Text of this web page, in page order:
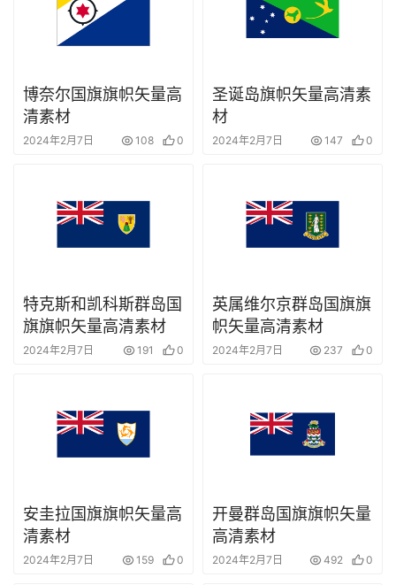
博奈尔国旗旗帜矢量高
清素材
2024年2月7日 108 0
圣诞岛旗帜矢量高清素
材
2024年2月7日 147 0
特克斯和凯科斯群岛国
旗旗帜矢量高清素材
2024年2月7日 191 0
英属维尔京群岛国旗旗
帜矢量高清素材
2024年2月7日 237 0
安圭拉国旗旗帜矢量高
清素材
2024年2月7日 159 0
开曼群岛国旗旗帜矢量
高清素材
2024年2月7日 492 0